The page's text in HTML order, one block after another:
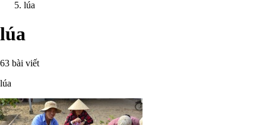
lúa
lúa
63 bài viết
lúa